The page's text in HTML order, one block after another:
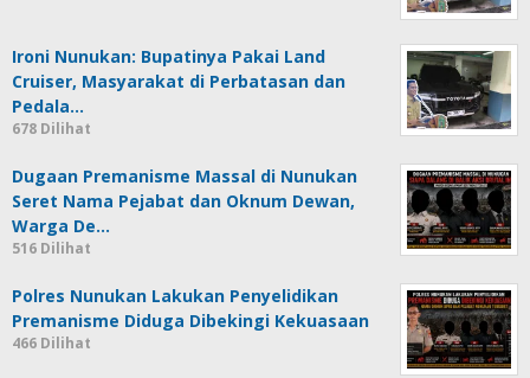
Ironi Nunukan: Bupatinya Pakai Land
Cruiser, Masyarakat di Perbatasan dan
Pedala…
678 Dilihat
Dugaan Premanisme Massal di Nunukan
Seret Nama Pejabat dan Oknum Dewan,
Warga De…
516 Dilihat
Polres Nunukan Lakukan Penyelidikan
Premanisme Diduga Dibekingi Kekuasaan
466 Dilihat